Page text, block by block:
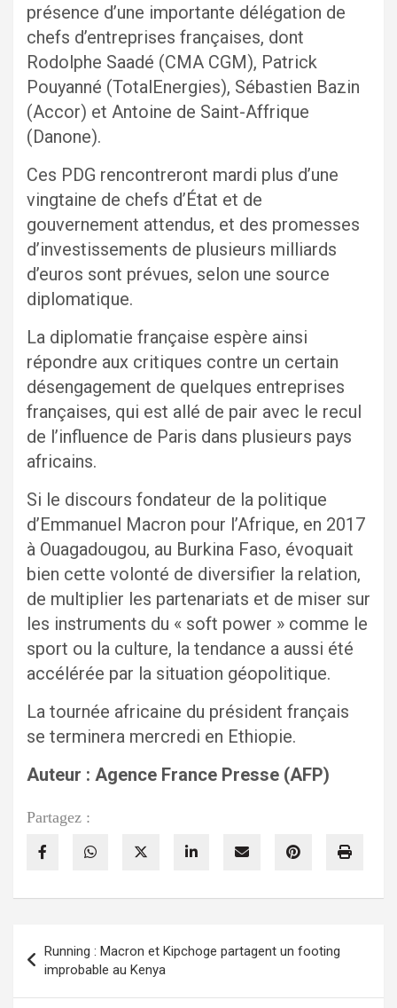
présence d’une importante délégation de
chefs d’entreprises françaises, dont
Rodolphe Saadé (CMA CGM), Patrick
Pouyanné (TotalEnergies), Sébastien Bazin
(Accor) et Antoine de Saint-Affrique
(Danone).
Ces PDG rencontreront mardi plus d’une
vingtaine de chefs d’État et de
gouvernement attendus, et des promesses
d’investissements de plusieurs milliards
d’euros sont prévues, selon une source
diplomatique.
La diplomatie française espère ainsi
répondre aux critiques contre un certain
désengagement de quelques entreprises
françaises, qui est allé de pair avec le recul
de l’influence de Paris dans plusieurs pays
africains.
Si le discours fondateur de la politique
d’Emmanuel Macron pour l’Afrique, en 2017
à Ouagadougou, au Burkina Faso, évoquait
bien cette volonté de diversifier la relation,
de multiplier les partenariats et de miser sur
les instruments du « soft power » comme le
sport ou la culture, la tendance a aussi été
accélérée par la situation géopolitique.
La tournée africaine du président français
se terminera mercredi en Ethiopie.
Auteur : Agence France Presse (AFP)
Partagez :
de
l’article
Running : Macron et Kipchoge partagent un footing
improbable au Kenya